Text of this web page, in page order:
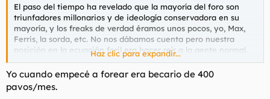
El paso del tiempo ha revelado que la mayoría del foro son
triunfadores millonarios y de ideología conservadora en su
mayoría, y los freaks de verdad éramos unos pocos, yo, Max,
Ferris, la sorda, etc. No nos dábamos cuenta pero nuestra
posición en la ecuación foril era hacer reír a la gente normal,
es decir, una forma encubierta del bullying de toda la vida.
Como los enanos en la corte.
Y básicamente el odio hacia Max viene de ahí, de esa mayoría
Haz clic para expandir...
Yo cuando empecé a forear era becario de 400
pavos/mes.